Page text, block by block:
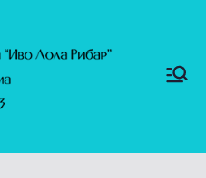
Основ
Лола
https://
vanje-